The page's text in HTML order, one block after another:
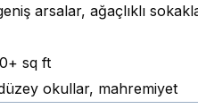
arsalar, ağaçlıklı
sq ft
okullar, mahremiyet